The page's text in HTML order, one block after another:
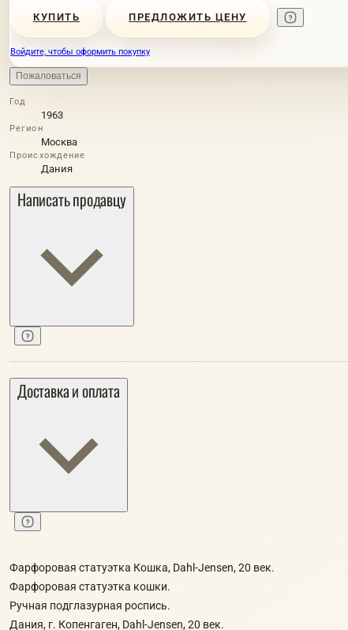
КУПИТЬ ПРЕДЛОЖИТЬ ЦЕНУ
Войдите, чтобы оформить покупку
Пожаловаться
Год
1963
Регион
Москва
Происхождение
Дания
Написать продавцу
Доставка и оплата
Фарфоровая статуэтка Кошка, Dahl-Jensen, 20 век.
Фарфоровая статуэтка кошки.
Ручная подглазурная роспись.
Дания, г. Копенгаген, Dahl-Jensen, 20 век.